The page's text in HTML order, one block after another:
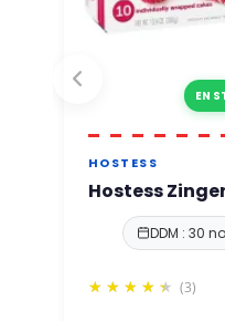
EN
HOSTESS
Hostess
DDM : 30
(3)